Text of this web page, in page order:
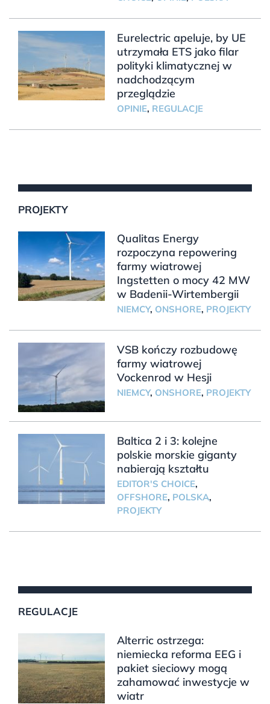
Eurelectric apeluje, by UE
utrzymała ETS jako filar
polityki klimatycznej w
nadchodzącym
przeglądzie
OPINIE, REGULACJE
PROJEKTY
Qualitas Energy
rozpoczyna repowering
farmy wiatrowej
Ingstetten o mocy 42 MW
w Badenii-Wirtembergii
NIEMCY, ONSHORE, PROJEKTY
VSB kończy rozbudowę
farmy wiatrowej
Vockenrod w Hesji
NIEMCY, ONSHORE, PROJEKTY
Baltica 2 i 3: kolejne
polskie morskie giganty
nabierają kształtu
EDITOR'S CHOICE,
OFFSHORE, POLSKA,
PROJEKTY
REGULACJE
Alterric ostrzega:
niemiecka reforma EEG i
pakiet sieciowy mogą
zahamować inwestycje w
wiatr